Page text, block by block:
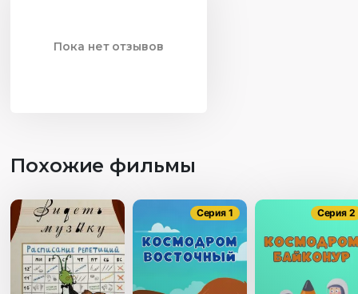
Пока нет отзывов
Похожие фильмы
Серия 1 Серия 2